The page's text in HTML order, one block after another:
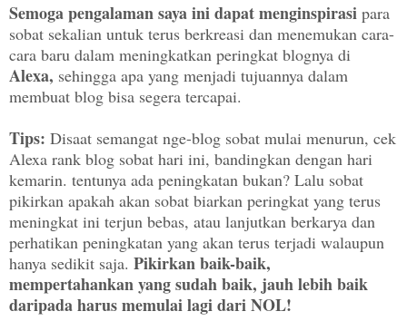
Semoga pengalaman saya ini dapat menginspirasi para
sobat sekalian untuk terus berkreasi dan menemukan cara-
cara baru dalam meningkatkan peringkat blognya di
Alexa, sehingga apa yang menjadi tujuannya dalam
membuat blog bisa segera tercapai.
Tips: Disaat semangat nge-blog sobat mulai menurun, cek
Alexa rank blog sobat hari ini, bandingkan dengan hari
kemarin. tentunya ada peningkatan bukan? Lalu sobat
pikirkan apakah akan sobat biarkan peringkat yang terus
meningkat ini terjun bebas, atau lanjutkan berkarya dan
perhatikan peningkatan yang akan terus terjadi walaupun
hanya sedikit saja. Pikirkan baik-baik,
mempertahankan yang sudah baik, jauh lebih baik
daripada harus memulai lagi dari NOL!